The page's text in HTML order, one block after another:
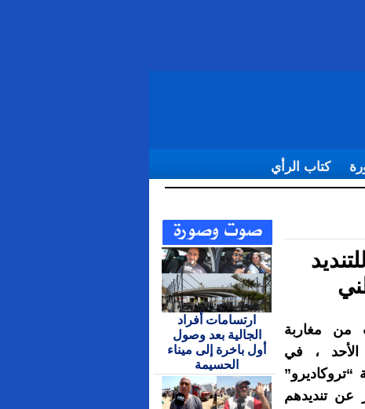
كتاب الرأي
من مغاربة
الأحد ، في
عن تنديدهم
ارتسامات أفراد
الجالية بعد وصول
أول باخرة إلى ميناء
الحسيمة